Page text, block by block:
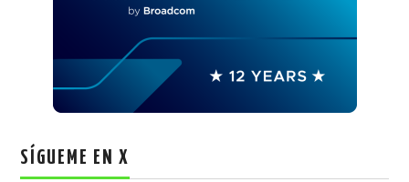
SÍGUEME EN X